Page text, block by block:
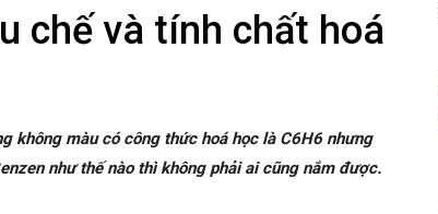
chế và tính chất hoá
không màu có công thức hoá học là C6H6 nhưng
như thế nào thì không phải ai cũng nắm được.